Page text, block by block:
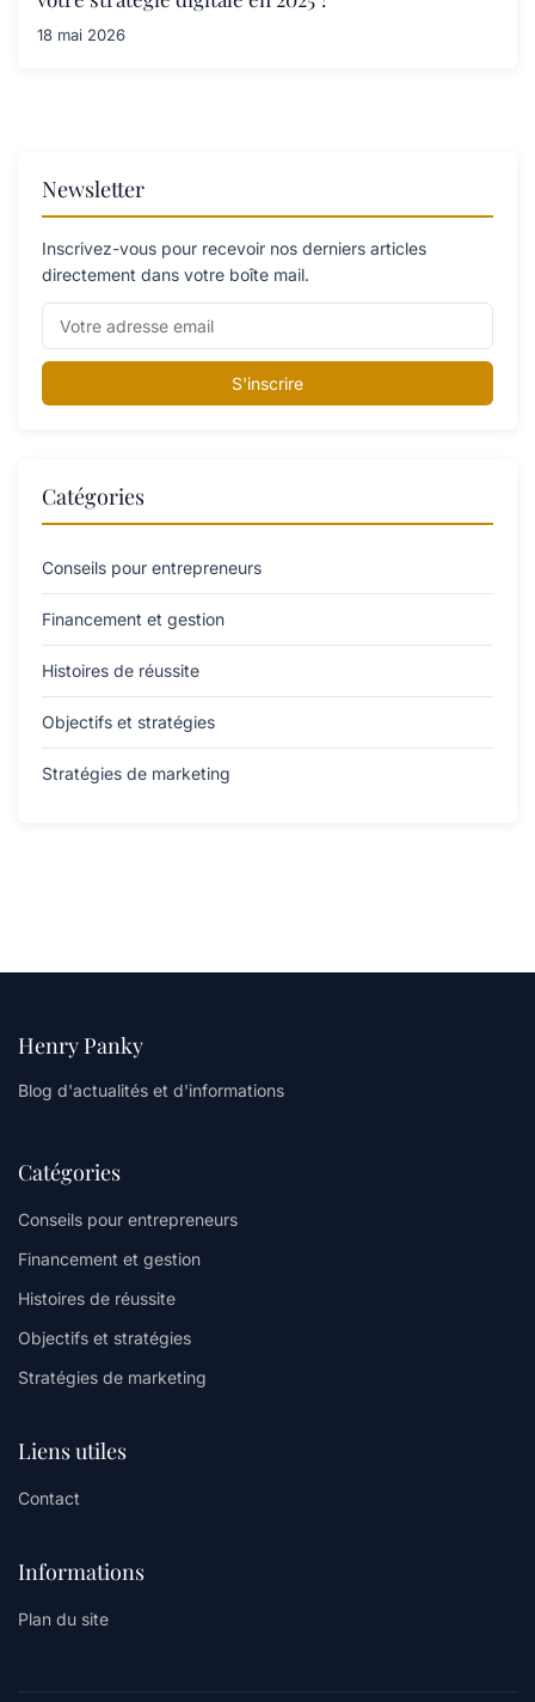
18 mai 2026
Newsletter
Inscrivez-vous pour recevoir nos derniers articles
directement dans votre boîte mail.
S'inscrire
Catégories
Conseils pour entrepreneurs
Financement et gestion
Histoires de réussite
Objectifs et stratégies
Stratégies de marketing
Henry Panky
Blog d'actualités et d'informations
Catégories
Conseils pour entrepreneurs
Financement et gestion
Histoires de réussite
Objectifs et stratégies
Stratégies de marketing
Liens utiles
Contact
Informations
Plan du site